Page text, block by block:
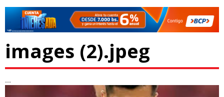
images (2).jpeg
...